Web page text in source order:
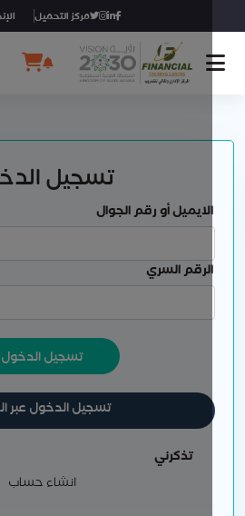
مركز التحميل الإنجليزيّة
تسجيل الدخول
الايميل أو رقم الجوال
الرقم السري
تسجيل الدخول
تسجيل الدخول عبر الجوال
تذكرني
انشاء حساب